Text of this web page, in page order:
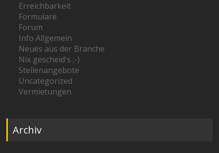
Erreichbarkeit
Formulare
Forum
Info Allgemein
Neues aus der Branche
Nix gescheid's ;-)
Stellenangebote
Uncategorized
Vermietungen
Archiv